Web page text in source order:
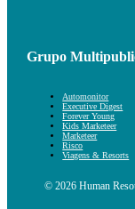
Grupo
Automonitor
Executive Digest
Forever Young
Kids Marketeer
Marketeer
Risco
Viagens & Resorts
© 2026 Human